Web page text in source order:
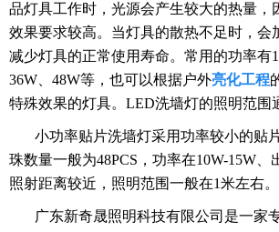
品灯具工作时，光源会产生较大的热量，
效果要求较高。当灯具的散热不足时，会
减少灯具的正常使用寿命。常用的功率有
36W、48W等，也可以根据户外亮化工程
特殊效果的灯具。LED洗墙灯的照明范围
小功率贴片洗墙灯采用功率较小的贴
珠数量一般为48PCS，功率在10W-15W、
照射距离较近，照明范围一般在1米左右。
广东新奇晟照明科技有限公司是一家